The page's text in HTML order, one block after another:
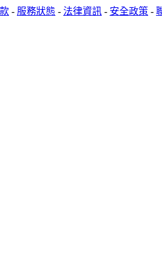
- 服務狀態 - 法律資訊 - 安全政策 -